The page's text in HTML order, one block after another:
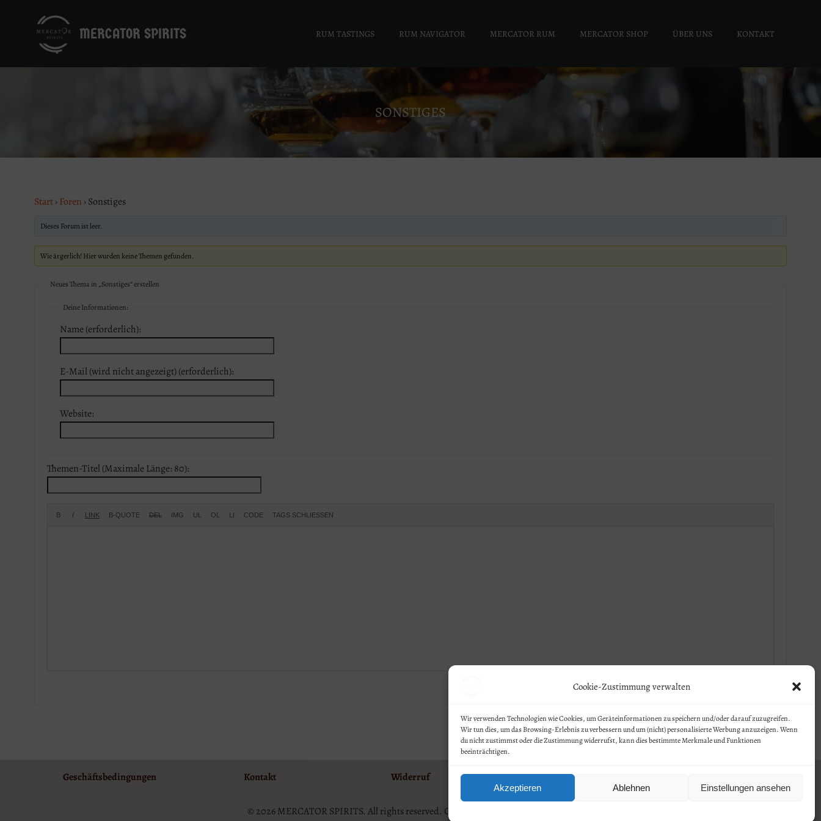
Cookie-Zustimmung verwalten
Wir verwenden Technologien wie Cookies, um Geräteinformationen zu speichern und/oder darauf zuzugreifen.
Wir tun dies, um das Browsing-Erlebnis zu verbessern und um (nicht) personalisierte Werbung anzuzeigen. Wenn
du nicht zustimmst oder die Zustimmung widerrufst, kann dies bestimmte Merkmale und Funktionen
beeinträchtigen.
Akzeptieren Ablehnen Einstellungen ansehen
MERCATOR SPIRITS RUM TASTINGS RUM NAVIGATOR MERCATOR RUM MERCATOR SHOP ÜBER UNS KONTAKT
SONSTIGES
Start›Foren ›Sonstiges
Dieses Forum ist leer.
Wie ärgerlich! Hier wurden keine Themen gefunden.
Neues Thema in „Sonstiges“ erstellen
Deine Informationen:
Name (erforderlich):
E-Mail (wird nicht angezeigt) (erforderlich):
Website:
Themen-Titel (Maximale Länge: 80):
Geschäftsbedingungen Kontakt Widerruf Datenschutz
© 2026 MERCATOR SPIRITS. All rights reserved. Created by Dr. Lennart Hofeditz.